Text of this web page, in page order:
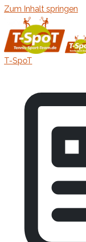
Zum Inhalt springen
T-SpoT